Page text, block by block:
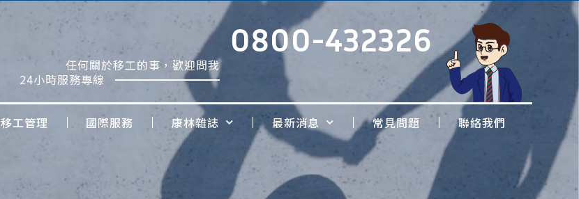
任何關於移工的事，歡迎問我
24小時服務專線
0800-432326
移工管理 國際服務 康林雜誌 最新消息 常見問題 聯絡我們